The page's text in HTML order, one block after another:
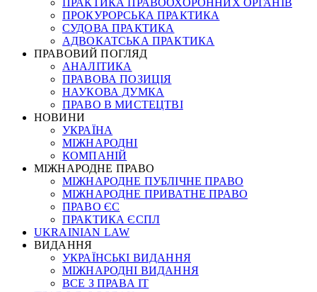
ПРАКТИКА ПРАВООХОРОННИХ ОРГАНІВ
ПРОКУРОРСЬКА ПРАКТИКА
СУДОВА ПРАКТИКА
АДВОКАТСЬКА ПРАКТИКА
ПРАВОВИЙ ПОГЛЯД
АНАЛІТИКА
ПРАВОВА ПОЗИЦІЯ
НАУКОВА ДУМКА
ПРАВО В МИСТЕЦТВІ
НОВИНИ
УКРАЇНА
МІЖНАРОДНІ
КОМПАНІЙ
МІЖНАРОДНЕ ПРАВО
МІЖНАРОДНЕ ПУБЛІЧНЕ ПРАВО
МІЖНАРОДНЕ ПРИВАТНЕ ПРАВО
ПРАВО ЄС
ПРАКТИКА ЄСПЛ
UKRAINIAN LAW
ВИДАННЯ
УКРАЇНСЬКІ ВИДАННЯ
МІЖНАРОДНІ ВИДАННЯ
ВСЕ З ПРАВА ІТ